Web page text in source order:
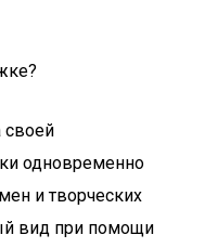
своей
одновременно
и творческих
вид при помощи